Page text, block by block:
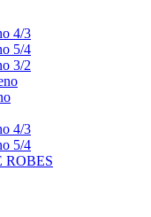
4/3
5/4
3/2
4/3
5/4
ROBES